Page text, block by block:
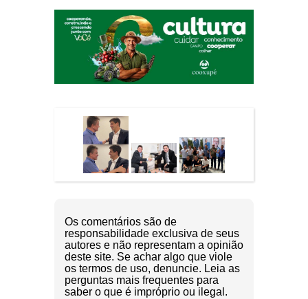
Os comentários são de
responsabilidade exclusiva de seus
autores e não representam a opinião
deste site. Se achar algo que viole
os termos de uso, denuncie. Leia as
perguntas mais frequentes para
saber o que é impróprio ou ilegal.